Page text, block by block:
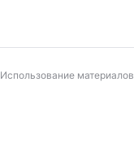
Использование материалов